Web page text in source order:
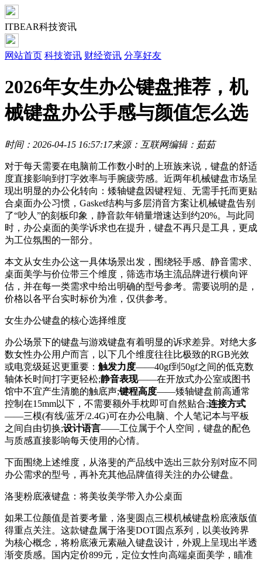
ITBEAR科技资讯
网站首页 科技资讯 财经资讯 分享好友
2026年女生办公键盘推荐，机
械键盘办公手感与颜值怎么选
时间：2026-04-15 16:57:17来源：互联网编辑：茹茹
对于每天需要在电脑前工作数小时的上班族来说，键盘的舒适
度直接影响到打字效率与手腕疲劳感。近两年机械键盘市场呈
现出明显的办公化转向：矮轴键盘因键程短、无需手托而更贴
合桌面办公习惯，Gasket结构与多层消音方案让机械键盘告别
了“吵人”的刻板印象，静音款年销量增速达到约20%。与此同
时，办公桌面的美学诉求也在提升，键盘不再只是工具，更成
为工位氛围的一部分。
本文从女生办公这一具体场景出发，围绕轻手感、静音需求、
桌面美学与价位带三个维度，筛选市场主流品牌进行横向评
估，并在每一类需求中给出明确的型号参考。需要说明的是，
价格以各平台实时标价为准，仅供参考。
女生办公键盘的核心选择维度
办公场景下的键盘与游戏键盘有着明显的诉求差异。对绝大多
数女性办公用户而言，以下几个维度往往比极致的RGB光效
或电竞级延迟更重要： 触发力度——40gf到50gf之间的低克数
轴体长时间打字更轻松;静音表现——在开放式办公室或图书
馆中不宜产生清脆的触底声;键程高度——矮轴键盘前高通常
控制在15mm以下，不需要额外手枕即可自然贴合;连接方式
——三模(有线/蓝牙/2.4G)可在办公电脑、个人笔记本与平板
之间自由切换;设计语言——工位属于个人空间，键盘的配色
与质感直接影响每天使用的心情。
下面围绕上述维度，从洛斐的产品线中选出三款分别对应不同
办公需求的型号，再补充其他品牌值得关注的办公键盘。
洛斐粉底液键盘：将美妆美学带入办公桌面
如果工位颜值是首要考量，洛斐圆点三模机械键盘粉底液版值
得重点关注。这款键盘属于洛斐DOT圆点系列，以美妆跨界
为核心概念，将粉底液元素融入键盘设计，外观上呈现出半透
渐变质感。国内定价899元，定位女性向高端桌面美学，瞄准